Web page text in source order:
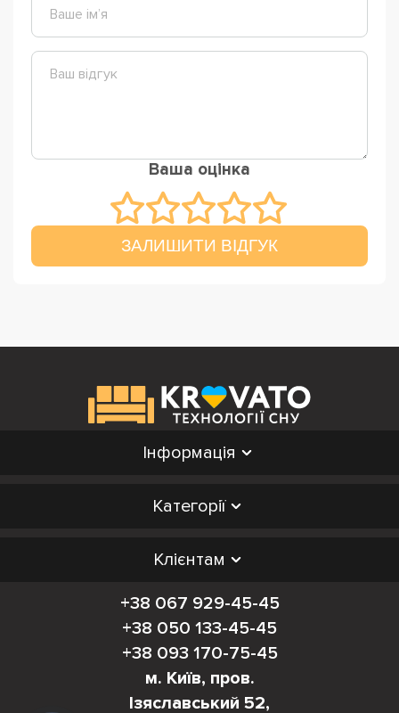
Ваша оцінка
ЗАЛИШИТИ ВІДГУК
Інформація
Категорії
Клієнтам
+38 067 929-45-45
+38 050 133-45-45
+38 093 170-75-45
м. Київ, пров.
Ізяславський 52,